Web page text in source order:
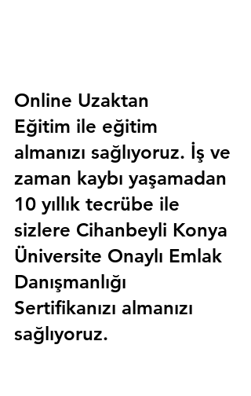
Online Uzaktan
Eğitim ile eğitim
almanızı sağlıyoruz. İş ve
zaman kaybı yaşamadan
10 yıllık tecrübe ile
sizlere Cihanbeyli Konya
Üniversite Onaylı Emlak
Danışmanlığı
Sertifikanızı almanızı
sağlıyoruz.